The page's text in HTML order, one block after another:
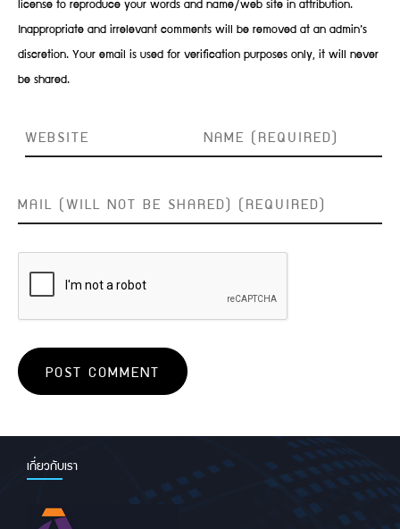
Inappropriate and irrelevant comments will be removed at an admin’s
discretion. Your email is used for verification purposes only, it will never
be shared.
เกี่ยวกับเรา